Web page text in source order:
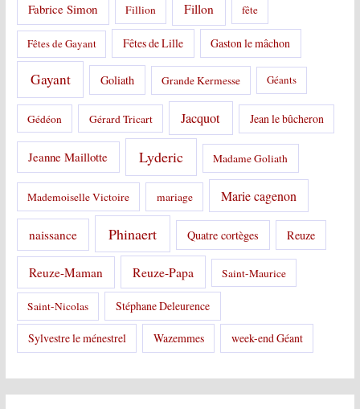
Fabrice Simon Fillion Fillon fête
Fêtes de Gayant Fêtes de Lille Gaston le mâchon
Gayant Goliath Grande Kermesse Géants
Gédéon Gérard Tricart Jacquot Jean le bûcheron
Jeanne Maillotte Lyderic Madame Goliath
Mademoiselle Victoire mariage Marie cagenon
naissance Phinaert Quatre cortèges Reuze
Reuze-Maman Reuze-Papa Saint-Maurice
Saint-Nicolas Stéphane Deleurence
Sylvestre le ménestrel Wazemmes week-end Géant